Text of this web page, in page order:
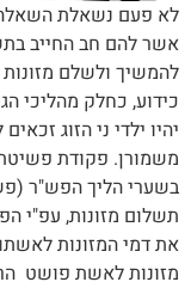
לא פעם נשאלת השאלה,
אשר להם חב החייב
להמשיך ולשלם
כידוע, כחלק מהליכי
יהיו ילדי ני הזוג
משמורן. פקודת
בשערי הליך הפש"ר
תשלום מזונות, עפ"י
את דמי המזונות
מזונות לאשת פושט